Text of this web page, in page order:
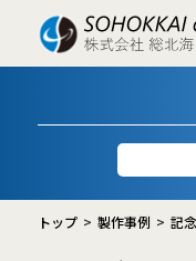
トップ 製作事例 記